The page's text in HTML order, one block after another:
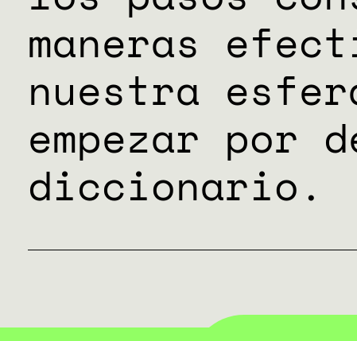
maneras
nuestra
empezar por
diccionario.